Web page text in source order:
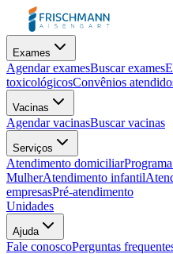
Exames
Agendar examesBuscar exames
toxicológicosConvênios
Vacinas
Agendar vacinasBuscar vacinas
Serviços
Atendimento domiciliar
MulherAtendimento infantil
empresasPré-atendimento
Unidades
Ajuda
Fale conoscoPerguntas